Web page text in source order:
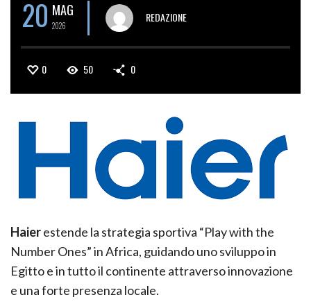
20 MAG
2026
REDAZIONE
0 50 0
Haierestende la strategia sportiva “Play with the
Number Ones” in Africa, guidando uno sviluppo in
Egitto e in tutto il continente attraverso innovazione
e una forte presenza locale.